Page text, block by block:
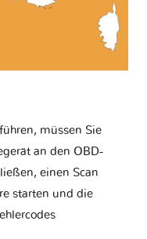
müssen Sie
an den OBD-
einen Scan
starten und die